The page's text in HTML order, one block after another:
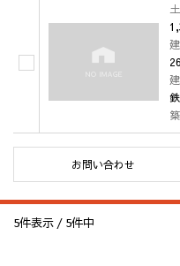
お問い合わせ
5件表示 / 5件中